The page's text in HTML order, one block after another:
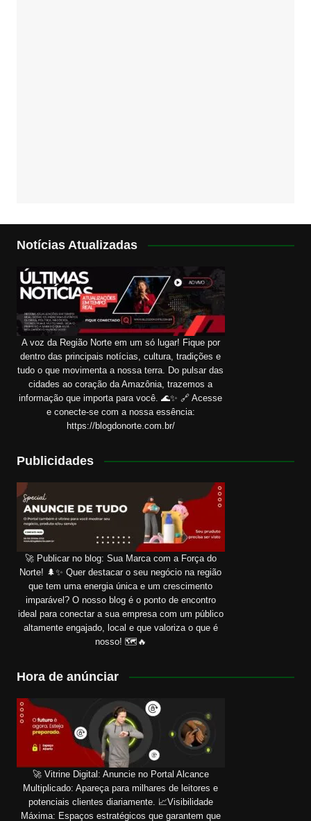
Notícias Atualizadas
A voz da Região Norte em um só lugar! Fique por
dentro das principais notícias, cultura, tradições e
tudo o que movimenta a nossa terra. Do pulsar das
cidades ao coração da Amazônia, trazemos a
informação que importa para você. 🌊✨ 🔗 Acesse
e conecte-se com a nossa essência:
https://blogdonorte.com.br/
Publicidades
🚀 Publicar no blog: Sua Marca com a Força do
Norte! 🌲✨ Quer destacar o seu negócio na região
que tem uma energia única e um crescimento
imparável? O nosso blog é o ponto de encontro
ideal para conectar a sua empresa com um público
altamente engajado, local e que valoriza o que é
nosso! 🗺️🔥
Hora de anúnciar
🚀 Vitrine Digital: Anuncie no Portal Alcance
Multiplicado: Apareça para milhares de leitores e
potenciais clientes diariamente. 📈Visibilidade
Máxima: Espaços estratégicos que garantem que